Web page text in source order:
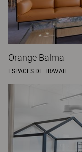
Orange Balma
ESPACES DE TRAVAIL